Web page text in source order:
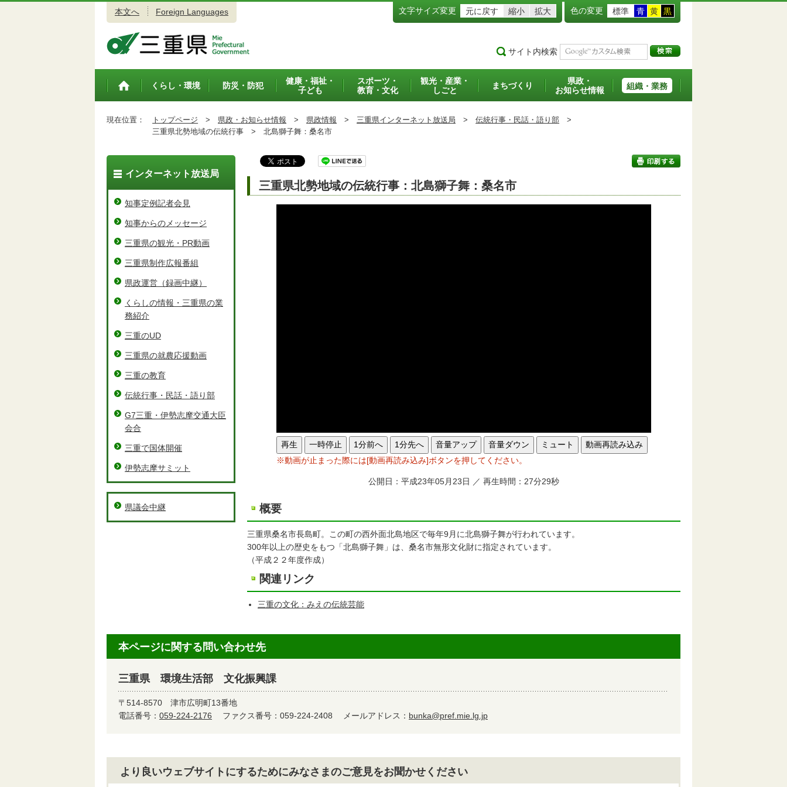
本文へ Foreign Languages 文字サイズ変更 元に戻す 縮小 拡大 色の変更 標準 青 黄 黒
サイト内検索
トップペ
くらし・環境 防災・防犯
健康・福祉・
子ども
スポーツ・
教育・文化
観光・産業・
しごと
まちづくり
県政・
お知らせ情報
組織・業務
現在位置： トップページ > 県政・お知らせ情報 > 県政情報 > 三重県インターネット放送局 > 伝統行事・民話・語り部 >
三重県北勢地域の伝統行事 > 北島獅子舞：桑名市
三重県北勢地域の伝統行事：北島獅子舞：桑名市
再生 一時停止 1分前へ 1分先へ 音量アップ 音量ダウン ミュート
動画再読み込み
※動画が止まった際には[動画再読み込み]ボタンを押してください。
公開日：平成23年05月23日 ／ 再生時間：27分29秒
概要
三重県桑名市長島町。この町の西外面北島地区で毎年9月に北島獅子舞が行われています。
300年以上の歴史をもつ「北島獅子舞」は、桑名市無形文化財に指定されています。
（平成２２年度作成）
関連リンク
三重の文化：みえの伝統芸能
インターネット放送局
知事定例記者会見
知事からのメッセージ
三重県の観光・PR動画
三重県制作広報番組
県政運営（録画中継）
くらしの情報・三重県の業
務紹介
三重のUD
三重県の就農応援動画
三重の教育
伝統行事・民話・語り部
G7三重・伊勢志摩交通大臣
会合
三重で国体開催
伊勢志摩サミット
県議会中継
本ページに関する問い合わせ先
三重県 環境生活部 文化振興課
〒514-8570 津市広明町13番地
電話番号： 059-224-2176 ファクス番号：059-224-2408 メールアドレス： bunka@pref.mie.lg.jp
より良いウェブサイトにするためにみなさまのご意見をお聞かせください